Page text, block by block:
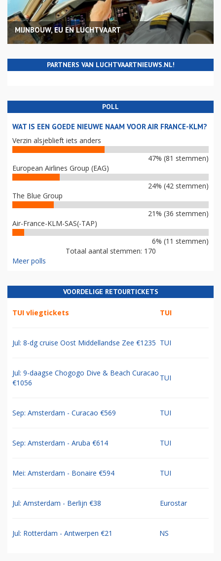
MIJNBOUW, EU EN LUCHTVAART
PARTNERS VAN LUCHTVAARTNIEUWS.NL!
POLL
WAT IS EEN GOEDE NIEUWE NAAM VOOR AIR FRANCE-KLM?
Verzin alsjeblieft iets anders
47% (81 stemmen)
European Airlines Group (EAG)
24% (42 stemmen)
The Blue Group
21% (36 stemmen)
Air-France-KLM-SAS(-TAP)
6% (11 stemmen)
Totaal aantal stemmen: 170
Meer polls
VOORDELIGE RETOURTICKETS
TUI vliegtickets TUI
Jul: 8-dg cruise Oost Middellandse Zee €1235 TUI
Jul: 9-daagse Chogogo Dive & Beach Curacao
€1056
TUI
Sep: Amsterdam - Curacao €569 TUI
Sep: Amsterdam - Aruba €614 TUI
Mei: Amsterdam - Bonaire €594 TUI
Jul: Amsterdam - Berlijn €38 Eurostar
Jul: Rotterdam - Antwerpen €21 NS